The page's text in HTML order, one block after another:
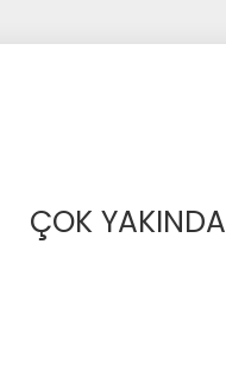
ÇOK YAKINDA